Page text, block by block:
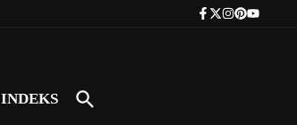
Tokoh Indonesia Pertama yang
INDEKS